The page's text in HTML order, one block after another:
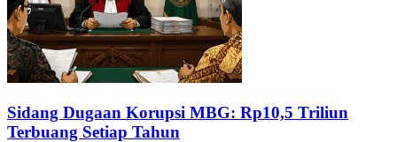
Sidang Dugaan Korupsi MBG: Rp10,5 Triliun
Terbuang Setiap Tahun